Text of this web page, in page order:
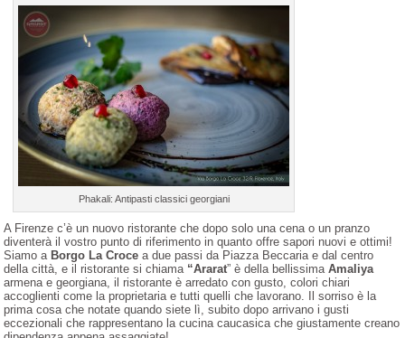
Phakali: Antipasti classici georgiani
A Firenze c’è un nuovo ristorante che dopo solo una cena o un pranzo
diventerà il vostro punto di riferimento in quanto offre sapori nuovi e ottimi!
Siamo a Borgo La Croce a due passi da Piazza Beccaria e dal centro
della città, e il ristorante si chiama “Ararat” è della bellissima Amaliya
armena e georgiana, il ristorante è arredato con gusto, colori chiari
accoglienti come la proprietaria e tutti quelli che lavorano. Il sorriso è la
prima cosa che notate quando siete lì, subito dopo arrivano i gusti
eccezionali che rappresentano la cucina caucasica che giustamente creano